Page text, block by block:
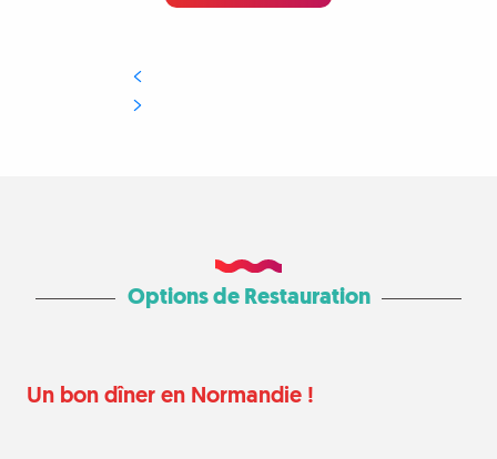
Options de Restauration
Un bon dîner en Normandie !